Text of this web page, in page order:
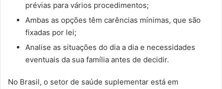
prévias para vários procedimentos;
Ambas as opções têm carências mínimas, que são
fixadas por lei;
Analise as situações do dia a dia e necessidades
eventuais da sua família antes de decidir.
No Brasil, o setor de saúde suplementar está em